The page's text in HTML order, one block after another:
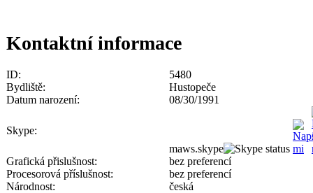
Kontaktní informace
ID:
5480
Bydliště:
Hustopeče
Datum narození:
08/30/1991
Skype:
maws.skype
Grafická přislušnost:
bez preferencí
Procesorová příslušnost:
bez preferencí
Národnost:
česká